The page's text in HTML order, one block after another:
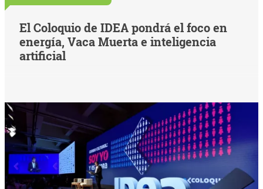
El Coloquio de IDEA pondrá el foco en
energía, Vaca Muerta e inteligencia
artificial